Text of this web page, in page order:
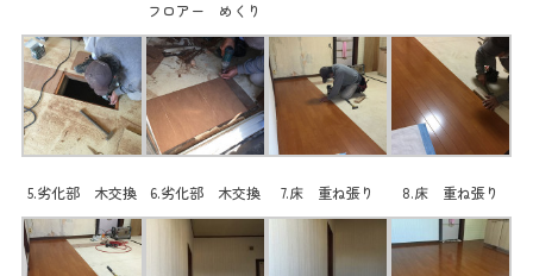
フロアー めくり
5.劣化部 木交換 6.劣化部 木交換 7.床 重ね張り 8.床 重ね張り